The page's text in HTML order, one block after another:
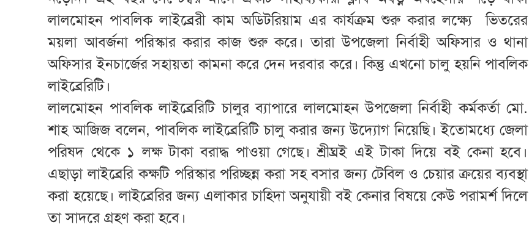
লালমোহন পাবলিক লাইব্রেরী কাম অডিটরিয়াম এর কার্যক্রম শুরু করার লক্ষ্যে ভিতরের
ময়লা আবর্জনা পরিস্কার করার কাজ শুরু করে। তারা উপজেলা নির্বাহী অফিসার ও থানা
অফিসার ইনচার্জের সহায়তা কামনা করে দেন দরবার করে। কিন্তু এখনো চালু হয়নি পাবলিক
লাইব্রেরিটি।
লালমোহন পাবলিক লাইব্রেরিটি চালুর ব্যাপারে লালমোহন উপজেলা নির্বাহী কর্মকর্তা মো.
শাহ আজিজ বলেন, পাবলিক লাইব্রেরিটি চালু করার জন্য উদ্যোগ নিয়েছি। ইতোমধ্যে জেলা
পরিষদ থেকে ১ লক্ষ টাকা বরাদ্ধ পাওয়া গেছে। শ্রীঘ্রই এই টাকা দিয়ে বই কেনা হবে।
এছাড়া লাইব্রেরি কক্ষটি পরিস্কার পরিচ্ছন্ন করা সহ বসার জন্য টেবিল ও চেয়ার ক্রয়ের ব্যবস্থা
করা হয়েছে। লাইব্রেরির জন্য এলাকার চাহিদা অনুযায়ী বই কেনার বিষয়ে কেউ পরামর্শ দিলে
তা সাদরে গ্রহণ করা হবে।